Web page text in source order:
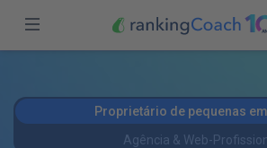
Funções
Inscreva-se
Agência & Web-
Proprietário de pequenas